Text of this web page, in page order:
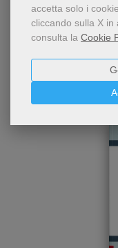
accetta solo i
cliccando sulla X in
consulta la Cookie
Chi ha
ha